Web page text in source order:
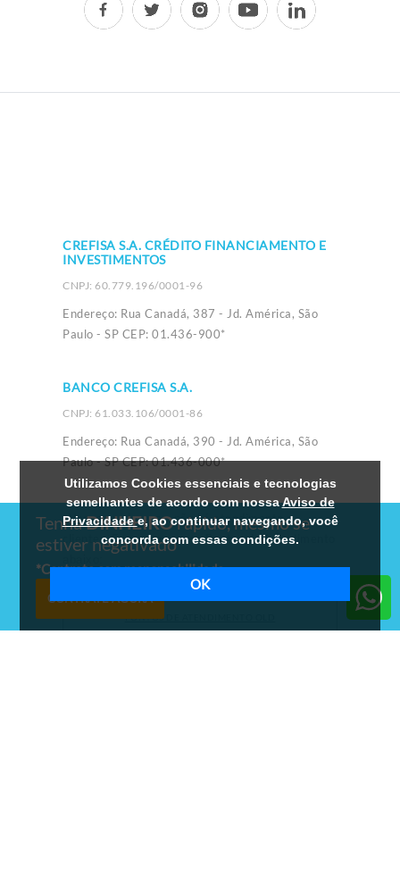
CREFISA S.A. CRÉDITO FINANCIAMENTO E
INVESTIMENTOS
CNPJ: 60.779.196/0001-96
Endereço: Rua Canadá, 387 - Jd. América, São
Paulo - SP CEP: 01.436-900*
BANCO CREFISA S.A.
CNPJ: 61.033.106/0001-86
Endereço: Rua Canadá, 390 - Jd. América, São
Paulo - SP CEP: 01.436-000*
*Nesses endereços, não há atendimento a
clientes. Encontre nossos Pontos de Atendimento
PONTOS DE ATENDIMENTO OLD
TenhaDINHEIROrápido, mesmo se
estiver negativado
*Contrate com responsabilidade
CONTRATE AGORA
Utilizamos Cookies essenciais e tecnologias
semelhantes de acordo com nossaAviso de
Privacidadee, ao continuar navegando, você
concorda com essas condições.
OK